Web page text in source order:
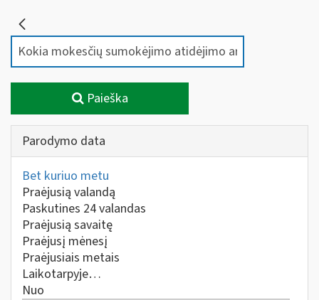
Paieška
Parodymo data
Bet kuriuo metu
Praėjusią valandą
Paskutines 24 valandas
Praėjusią savaitę
Praėjusį mėnesį
Praėjusiais metais
Laikotarpyje…
Nuo